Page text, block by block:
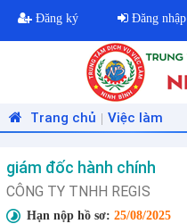
Đăng ký Đăng nhập
Trang chủ Việc làm
giám đốc hành chính
CÔNG TY TNHH REGIS
Hạn nộp hồ sơ: 25/08/2025